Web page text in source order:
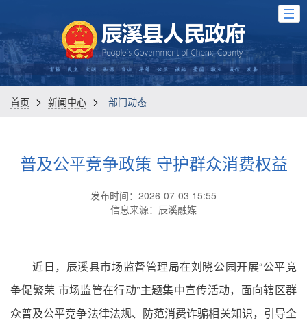
首页 > 新闻中心 > 部门动态
普及公平竞争政策 守护群众消费权益
发布时间：2026-07-03 15:55
信息来源：辰溪融媒
近日，辰溪县市场监督管理局在刘晓公园开展“公平竞
争促繁荣 市场监管在行动”主题集中宣传活动，面向辖区群
众普及公平竞争法律法规、防范消费诈骗相关知识，引导全